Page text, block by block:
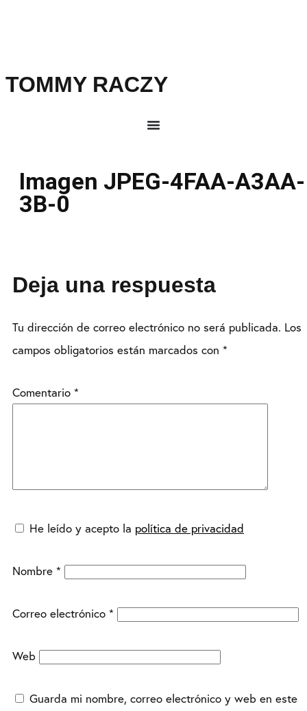
TOMMY RACZY
Imagen JPEG-4FAA-A3AA-
3B-0
Deja una respuesta
Tu dirección de correo electrónico no será publicada. Los
campos obligatorios están marcados con *
Comentario *
He leído y acepto la política de privacidad
Nombre *
Correo electrónico *
Web
Guarda mi nombre, correo electrónico y web en este